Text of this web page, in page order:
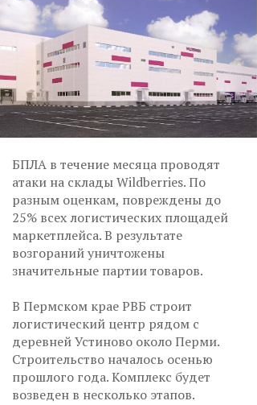
БПЛА в течение месяца проводят
атаки на склады Wildberries. По
разным оценкам, повреждены до
25% всех логистических площадей
маркетплейса. В результате
возгораний уничтожены
значительные партии товаров.
В Пермском крае РВБ строит
логистический центр рядом с
деревней Устиново около Перми.
Строительство началось осенью
прошлого года. Комплекс будет
возведен в несколько этапов.